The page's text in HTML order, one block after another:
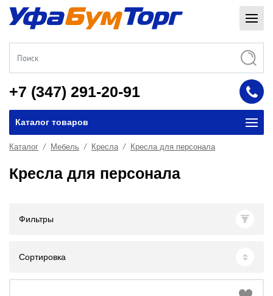
+7 (347) 291-20-91
Каталог товаров
Каталог Мебель Кресла Кресла для персонала
Кресла для персонала
Фильтры
Сортировка